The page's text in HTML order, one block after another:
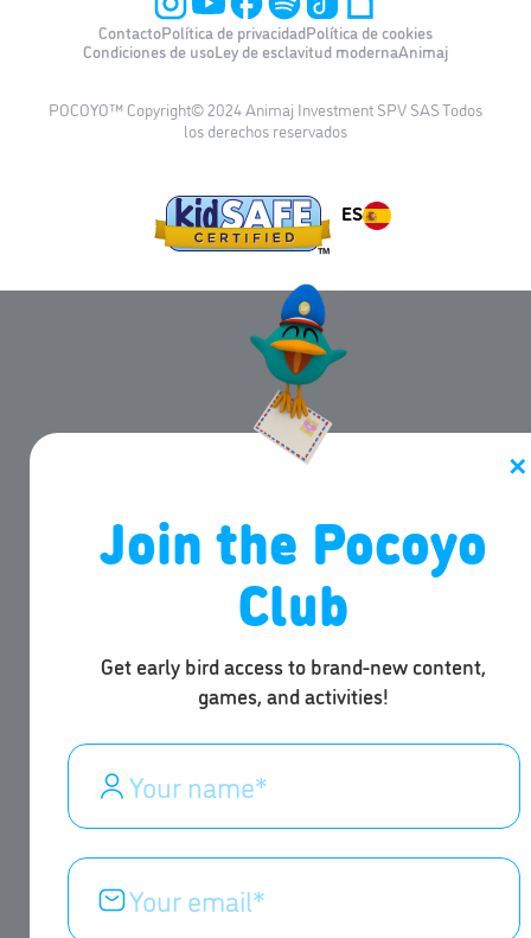
ContactoPolítica de privacidadPolítica de cookies
Condiciones de usoLey de esclavitud modernaAnimaj
POCOYO™ Copyright© 2024 Animaj Investment SPV SAS Todos
los derechos reservados
ES
✕
Join the Pocoyo
Club
Get early bird access to brand-new content,
games, and activities!